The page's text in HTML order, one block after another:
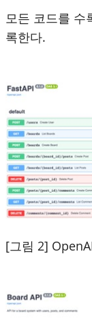
모든 코드를 수
록한다.
[그림 2]